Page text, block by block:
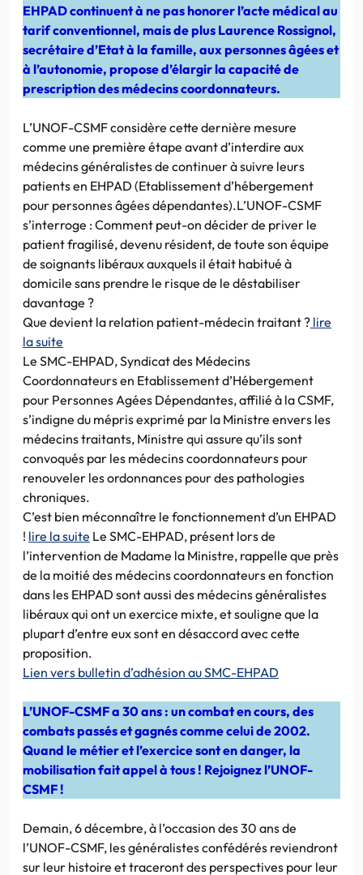
EHPAD continuent à ne pas honorer l’acte médical au
tarif conventionnel, mais de plus Laurence Rossignol,
secrétaire d’Etat à la famille, aux personnes âgées et
à l’autonomie, propose d’élargir la capacité de
prescription des médecins coordonnateurs.
L’UNOF-CSMF considère cette dernière mesure
comme une première étape avant d’interdire aux
médecins généralistes de continuer à suivre leurs
patients en EHPAD (Etablissement d’hébergement
pour personnes âgées dépendantes).L’UNOF-CSMF
s’interroge : Comment peut-on décider de priver le
patient fragilisé, devenu résident, de toute son équipe
de soignants libéraux auxquels il était habitué à
domicile sans prendre le risque de le déstabiliser
davantage ?
Que devient la relation patient-médecin traitant ? lire
la suite
Le SMC-EHPAD, Syndicat des Médecins
Coordonnateurs en Etablissement d’Hébergement
pour Personnes Agées Dépendantes, affilié à la CSMF,
s’indigne du mépris exprimé par la Ministre envers les
médecins traitants, Ministre qui assure qu’ils sont
convoqués par les médecins coordonnateurs pour
renouveler les ordonnances pour des pathologies
chroniques.
C’est bien méconnaître le fonctionnement d’un EHPAD
! lire la suite Le SMC-EHPAD, présent lors de
l’intervention de Madame la Ministre, rappelle que près
de la moitié des médecins coordonnateurs en fonction
dans les EHPAD sont aussi des médecins généralistes
libéraux qui ont un exercice mixte, et souligne que la
plupart d’entre eux sont en désaccord avec cette
proposition.
Lien vers bulletin d’adhésion au SMC-EHPAD
L’UNOF-CSMF a 30 ans : un combat en cours, des
combats passés et gagnés comme celui de 2002.
Quand le métier et l’exercice sont en danger, la
mobilisation fait appel à tous ! Rejoignez l’UNOF-
CSMF !
Demain, 6 décembre, à l’occasion des 30 ans de
l’UNOF-CSMF, les généralistes confédérés reviendront
sur leur histoire et traceront des perspectives pour leur